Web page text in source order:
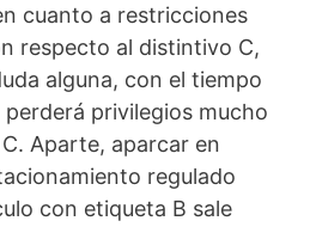
cuanto a restricciones
respecto al distintivo C,
alguna, con el tiempo
perderá privilegios mucho
Aparte, aparcar en
regulado
con etiqueta B sale